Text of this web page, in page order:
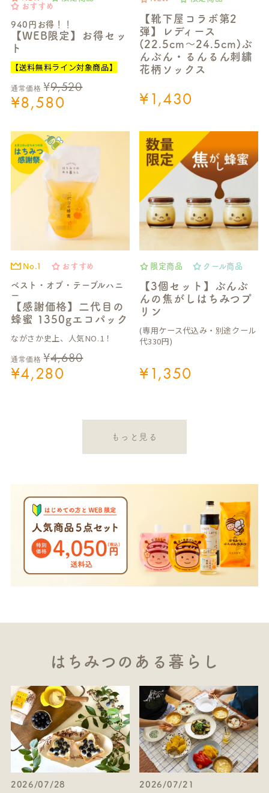
おすすめ
940円お得！！
【WEB限定】お得セッ
ト
【送料無料ライン対象商品】
通常価格 ¥9,520
¥8,580
【靴下屋コラボ第2
弾】レディース
(22.5cm～24.5cm)ぶ
んぶん・るんるん刺繍
花柄ソックス
¥1,430
No.1 おすすめ
ベスト・オブ・テーブルハニ
ー
【感謝価格】二代目の
蜂蜜 1350gエコパック
ながさか史上、人気NO.1！
通常価格 ¥4,680
¥4,280
限定商品 クール商品
【3個セット】ぶんぶ
んの焦がしはちみつプ
リン
(専用ケース代込み・別途クール
代330円)
¥1,350
もっと見る
はちみつのある暮らし
2026/07/28 2026/07/21